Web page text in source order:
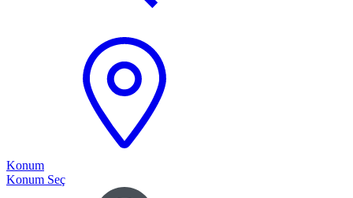
Konum
Konum Seç